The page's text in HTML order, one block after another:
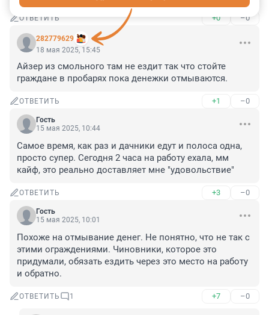
ОТВЕТИТЬ +0 –0
282779629
18 мая 2025, 15:45
Айзер из смольного там не ездит так что стойте
граждане в пробарях пока денежки отмываются.
ОТВЕТИТЬ +1 –0
Гость
15 мая 2025, 10:44
Самое время, как раз и дачники едут и полоса одна,
просто супер. Сегодня 2 часа на работу ехала, мм
кайф, это реально доставляет мне "удовольствие"
ОТВЕТИТЬ +3 –0
Гость
15 мая 2025, 10:01
Похоже на отмывание денег. Не понятно, что не так с
этими ограждениями. Чиновники, которое это
придумали, обязать ездить через это место на работу
и обратно.
ОТВЕТИТЬ 1 +7 –0